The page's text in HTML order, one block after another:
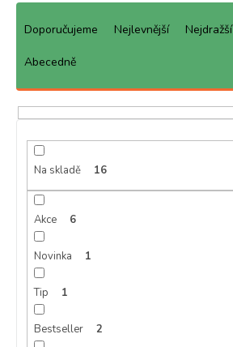
Ř
p
Doporučujeme Nejlevnější Nejdražší
Abecedně
Na skladě 16
Akce 6
Novinka 1
Tip 1
Bestseller 2